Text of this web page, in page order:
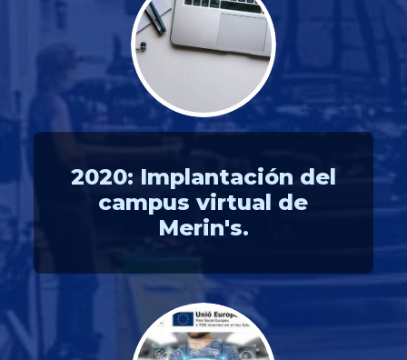
2020: Implantación del
campus virtual de
Merin's.